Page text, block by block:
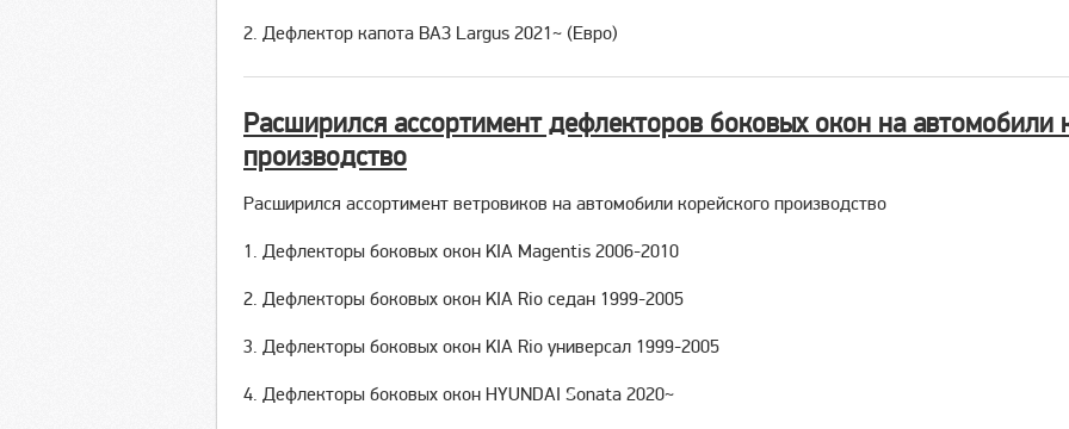
2. Дефлектор капота ВАЗ Largus 2021~ (Евро)
Расширился ассортимент дефлекторов боковых окон на автомобили
производство
Расширился ассортимент ветровиков на автомобили корейского производство
1. Дефлекторы боковых окон KIA Magentis 2006-2010
2. Дефлекторы боковых окон KIA Rio седан 1999-2005
3. Дефлекторы боковых окон KIA Rio универсал 1999-2005
4. Дефлекторы боковых окон HYUNDAI Sonata 2020~